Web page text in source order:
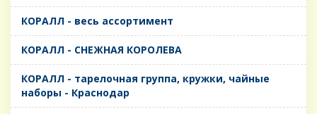
КОРАЛЛ - весь ассортимент
КОРАЛЛ - СНЕЖНАЯ КОРОЛЕВА
КОРАЛЛ - тарелочная группа, кружки, чайные
наборы - Краснодар